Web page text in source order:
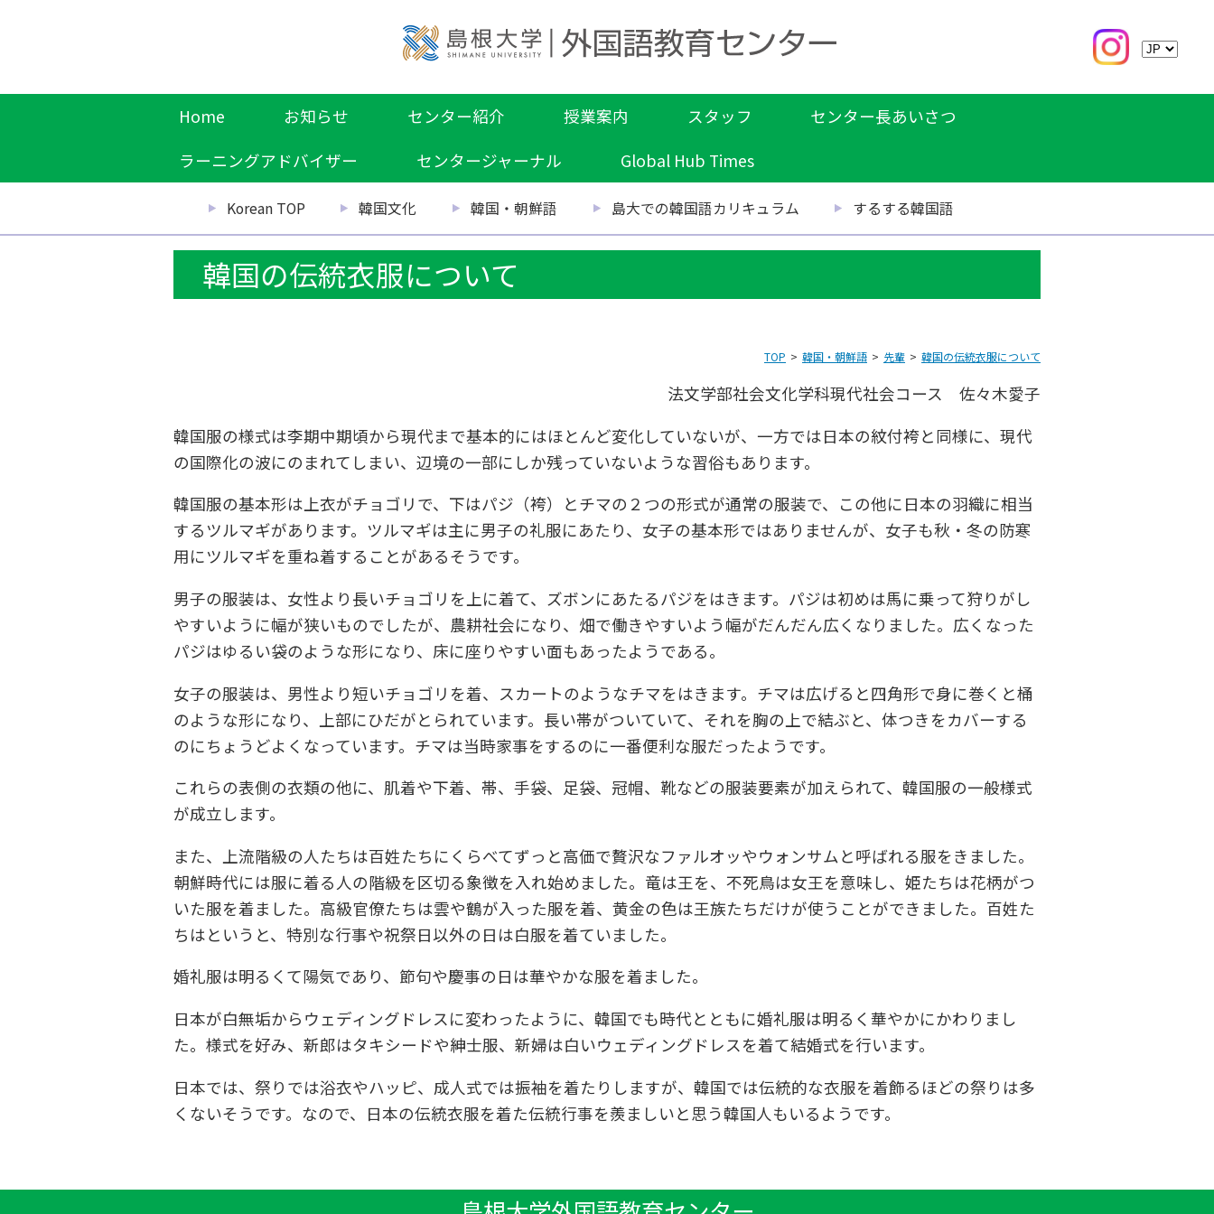
Home お知らせ センター紹介 授業案内 スタッフ
センター長あいさつ
ラーニングアドバイザー
センタージャーナル Global Hub Times
Korean TOP 韓国文化 韓国・朝鮮語 島大での韓国語カリキュラム するする韓国語
韓国の伝統衣服について
TOP 韓国・朝鮮語 先輩 韓国の伝統衣服について
法文学部社会文化学科現代社会コース 佐々木愛子
韓国服の様式は李期中期頃から現代まで基本的にはほとんど変化していないが、一方では日本の紋付袴と同様に、現代
の国際化の波にのまれてしまい、辺境の一部にしか残っていないような習俗もあります。
韓国服の基本形は上衣がチョゴリで、下はパジ（袴）とチマの２つの形式が通常の服装で、この他に日本の羽織に相当
するツルマギがあります。ツルマギは主に男子の礼服にあたり、女子の基本形ではありませんが、女子も秋・冬の防寒
用にツルマギを重ね着することがあるそうです。
男子の服装は、女性より長いチョゴリを上に着て、ズボンにあたるパジをはきます。パジは初めは馬に乗って狩りがし
やすいように幅が狭いものでしたが、農耕社会になり、畑で働きやすいよう幅がだんだん広くなりました。広くなった
パジはゆるい袋のような形になり、床に座りやすい面もあったようである。
女子の服装は、男性より短いチョゴリを着、スカートのようなチマをはきます。チマは広げると四角形で身に巻くと桶
のような形になり、上部にひだがとられています。長い帯がついていて、それを胸の上で結ぶと、体つきをカバーする
のにちょうどよくなっています。チマは当時家事をするのに一番便利な服だったようです。
これらの表側の衣類の他に、肌着や下着、帯、手袋、足袋、冠帽、靴などの服装要素が加えられて、韓国服の一般様式
が成立します。
また、上流階級の人たちは百姓たちにくらべてずっと高価で贅沢なファルオッやウォンサムと呼ばれる服をきました。
朝鮮時代には服に着る人の階級を区切る象徴を入れ始めました。竜は王を、不死鳥は女王を意味し、姫たちは花柄がつ
いた服を着ました。高級官僚たちは雲や鶴が入った服を着、黄金の色は王族たちだけが使うことができました。百姓た
ちはというと、特別な行事や祝祭日以外の日は白服を着ていました。
婚礼服は明るくて陽気であり、節句や慶事の日は華やかな服を着ました。
日本が白無垢からウェディングドレスに変わったように、韓国でも時代とともに婚礼服は明るく華やかにかわりまし
た。様式を好み、新郎はタキシードや紳士服、新婦は白いウェディングドレスを着て結婚式を行います。
日本では、祭りでは浴衣やハッピ、成人式では振袖を着たりしますが、韓国では伝統的な衣服を着飾るほどの祭りは多
くないそうです。なので、日本の伝統衣服を着た伝統行事を羨ましいと思う韓国人もいるようです。